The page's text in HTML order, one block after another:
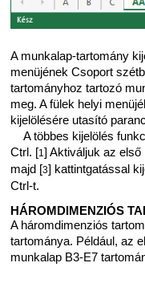
A munkalap-tartomány
menüjének Csoport
tartományhoz tartozó
meg. A fülek helyi
kijelölésére utasító
A többes kijelölés
Ctrl. [1] Aktiváljuk az első
majd [3] kattintgatással
Ctrl-t.
HÁROMDIMENZIÓS
A háromdimenziós
tartománya. Például, az
munkalap B3-E7